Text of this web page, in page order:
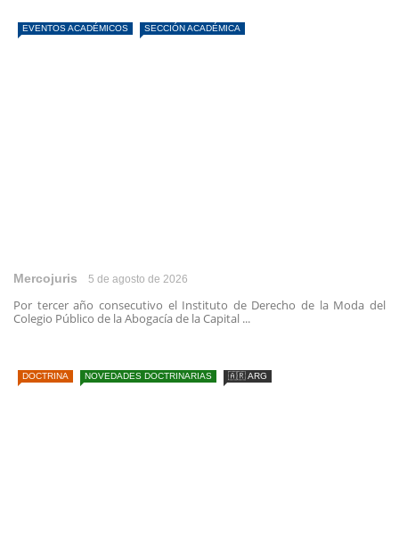
EVENTOS ACADÉMICOS SECCIÓN ACADÉMICA
Mercojuris 5 de agosto de 2026
Por tercer año consecutivo el Instituto de Derecho de la Moda del
Colegio Público de la Abogacía de la Capital ...
DOCTRINA NOVEDADES DOCTRINARIAS 🇦🇷 ARG